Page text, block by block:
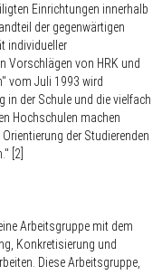
Einrichtungen innerhalb
der gegenwärtigen
individueller
Vorschlägen von HRK und
vom Juli 1993 wird
in der Schule und die vielfach
Hochschulen machen
der Studierenden
[2]
Arbeitsgruppe mit dem
Konkretisierung und
Diese Arbeitsgruppe,